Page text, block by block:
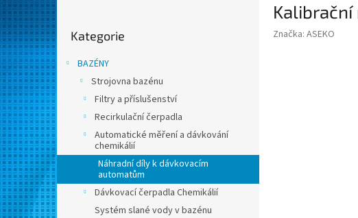
n
kategorie
Kategorie
BAZÉNY
Strojovna bazénu
Filtry a příslušenství
Recirkulační čerpadla
Automatické měření a dávkování
chemikálií
Náhradní díly k dávkovacím
automatům
Dávkovací čerpadla Chemikálií
Systém slané vody v bazénu
Značka: ASEKO